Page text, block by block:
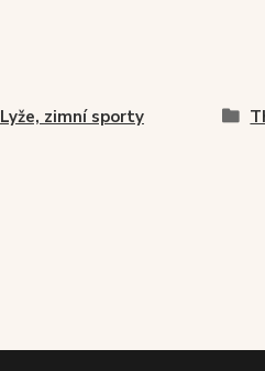
Lyže, zimní sporty